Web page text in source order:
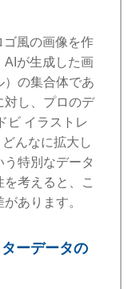
風の画像を作
AIが生成した画
）の集合体であ
対し、プロのデ
ビ イラストレ
んなに拡大し
特別なデータ
考えると、こ
あります。
ーデータの